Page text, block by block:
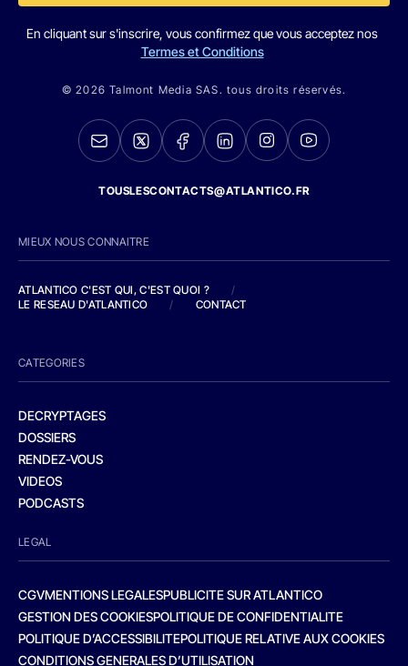
En cliquant sur s'inscrire, vous confirmez que vous acceptez nos
Termes et Conditions
© 2026 Talmont Media SAS. tous droits réservés.
TOUSLESCONTACTS@ATLANTICO.FR
MIEUX NOUS CONNAITRE
ATLANTICO C'EST QUI, C'EST QUOI ?
/
LE RESEAU D'ATLANTICO
/ CONTACT
CATEGORIES
DECRYPTAGES
DOSSIERS
RENDEZ-VOUS
VIDEOS
PODCASTS
LEGAL
CGVMENTIONS LEGALESPUBLICITE SUR ATLANTICO
GESTION DES COOKIESPOLITIQUE DE CONFIDENTIALITE
POLITIQUE D’ACCESSIBILITEPOLITIQUE RELATIVE AUX COOKIES
CONDITIONS GENERALES D’UTILISATION